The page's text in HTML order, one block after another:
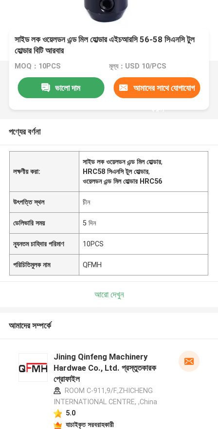
সাইড লক ওয়েলডন এন্ড মিল হোল্ডার এইচআরসি 56-58 সিএনসি টুল
হোল্ডার বিটি আরবার
MOQ：10PCS মূল্য：USD 10/PCS
ভালো দাম আমাদের সাথে যোগাযোগ
করুন
পণ্যের বর্ণনা
লক্ষণীয় করা:
সাইড লক ওয়েলডন এন্ড মিল হোল্ডার,
HRC58 সিএনসি টুল হোল্ডার,
ওয়েলডন এন্ড মিল হোল্ডার HRC56
উৎপত্তি স্থল চীন
ডেলিভারি সময় 5 দিন
ন্যূনতম চাহিদার পরিমাণ 10PCS
পরিচিতিমুলক নাম QFMH
আরো দেখুন
আমাদের সম্পর্কে
Jining Qinfeng Machinery
Hardwae Co., Ltd. প্রস্তুতকারক
প্রোফাইল
ROOM C-911,9/F.,ZHICHENG
INTERNATIONAL CENTRE, ,China
5.0
যাচাইকৃত সরবরাহকারী